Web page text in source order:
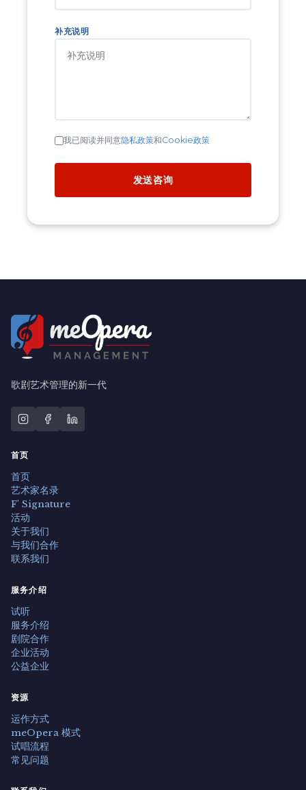
补充说明
我已阅读并同意隐私政策和Cookie政策
发送咨询
歌剧艺术管理的新一代
首页
首页
艺术家名录
F' Signature
活动
关于我们
与我们合作
联系我们
服务介绍
试听
服务介绍
剧院合作
企业活动
公益企业
资源
运作方式
meOpera 模式
试唱流程
常见问题